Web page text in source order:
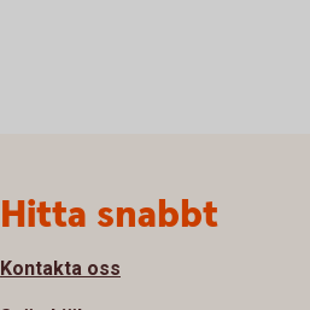
Hitta snabbt
Kontakta oss